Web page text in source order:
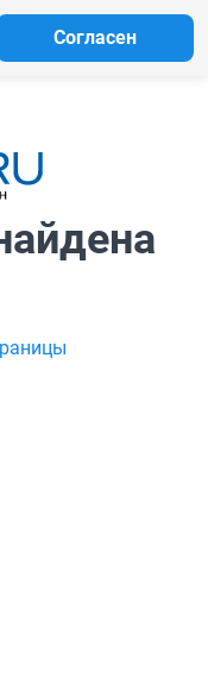
Согласен